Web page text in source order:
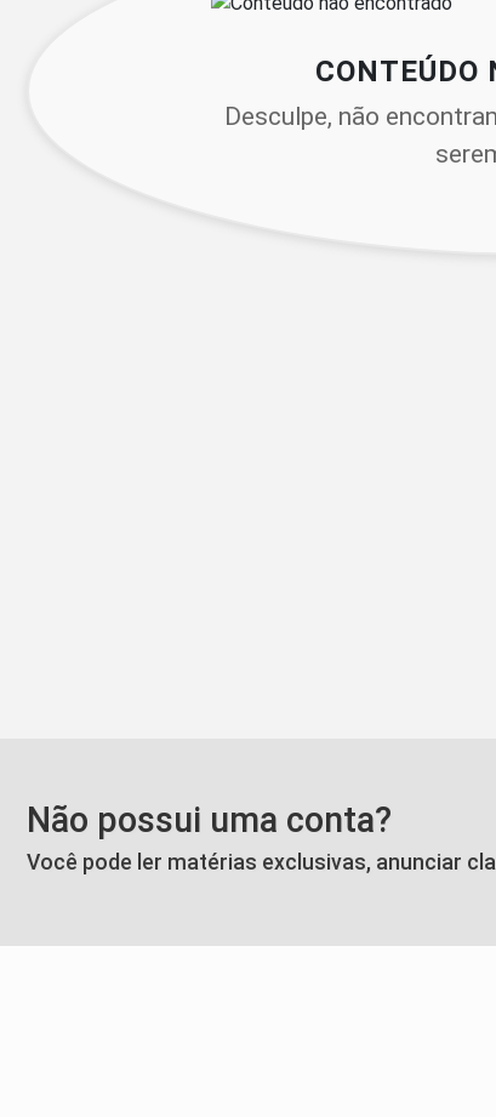
CONTEÚDO
Desculpe, não
Não possui uma conta?
Você pode ler matérias exclusivas, anunciar